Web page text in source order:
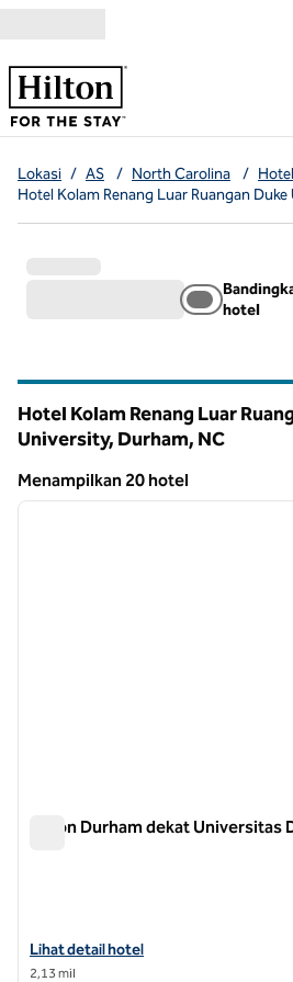
Lokasi / AS / North Carolina /
Hotel Kolam Renang Luar Ruangan
hotel
Hotel Kolam Renang Luar
University, Durham, NC
Menampilkan 20 hotel
Menampilkan 20 hotel
1 dari 12
Hilton Durham dekat Universitas
Lihat detail hotel untuk Hilton Durham
Lihat detail hotel
2,13 mil